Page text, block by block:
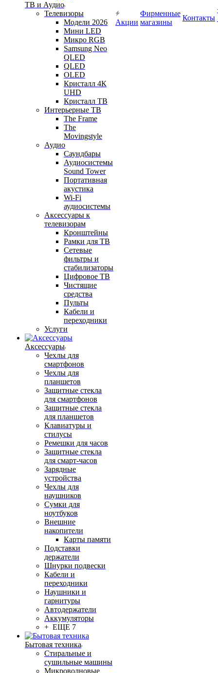
ТВ и Аудио
Телевизоры
Модели 2026
Мини LED
Микро RGB
Samsung Neo
QLED
QLED
OLED
Кристалл 4К
UHD
Кристалл ТВ
Интерьерные ТВ
The Frame
The
Movingstyle
Аудио
Саундбары
Аудиосистемы
Sound Tower
Портативная
акустика
Wi-Fi
аудиосистемы
Аксессуары к
телевизорам
Кронштейны
Рамки для ТВ
Сетевые
фильтры и
стабилизаторы
Цифровое ТВ
Чистящие
средства
Пульты
Кабели и
переходники
Услуги
Аксессуары
Чехлы для
смартфонов
Чехлы для
планшетов
Защитные стекла
для смартфонов
Защитные стекла
для планшетов
Клавиатуры и
стилусы
Ремешки для часов
Защитные стекла
для смарт-часов
Зарядные
устройства
Чехлы для
наушников
Сумки для
ноутбуков
Внешние
накопители
Карты памяти
Подставки
держатели
Шнурки подвески
Кабели и
переходники
Наушники и
гарнитуры
Автодержатели
Аккумуляторы
+ ЕЩЕ 7
Бытовая техника
Стиральные и
сушильные машины
Микроволновые
Акции
Фирменные
магазины
Контакты